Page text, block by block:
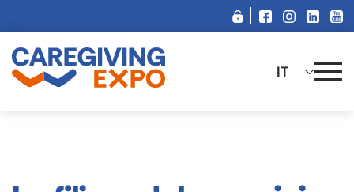
al
contenuto
IT